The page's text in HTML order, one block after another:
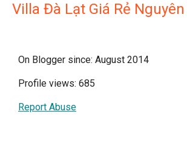
Villa Đà Lạt Giá Rẻ Nguyên
On Blogger since: August 2014
Profile views: 685
Report Abuse